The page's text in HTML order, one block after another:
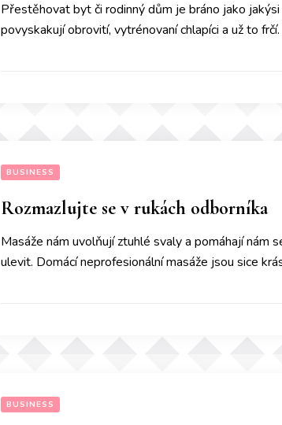
Přestěhovat byt či rodinný dům je bráno jako
povyskakují obrovití, vytrénovaní chlapíci a už to
BUSINESS
Rozmazlujte se v rukách odborníka
Masáže nám uvolňují ztuhlé svaly a pomáhají nám
ulevit. Domácí neprofesionální masáže jsou sice
BUSINESS